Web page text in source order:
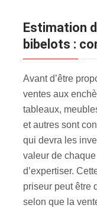
estimation d'objets d’Art ou de
bibelots :
Avant d’être
ventes aux
tableaux,
et autres sont
qui devra les
valeur de
d’expertiser.
priseur peut être
selon que la